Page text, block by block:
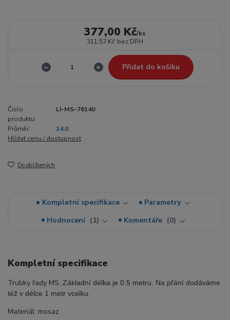
377,00 Kč/ks
311,57 Kč bez DPH
Přidat do košíku
Číslo
produktu:
LI-MS-76140
Průměr:
14.0
Hlídat cenu / dostupnost
Do oblíbených
Kompletní specifikace
Parametry
Hodnocení
1 Komentáře 0
Kompletní specifikace
Trubky řady MS. Základní délka je 0.5 metru. Na přání dodáváme
též v délce 1 metr vcelku.
Materiál: mosaz